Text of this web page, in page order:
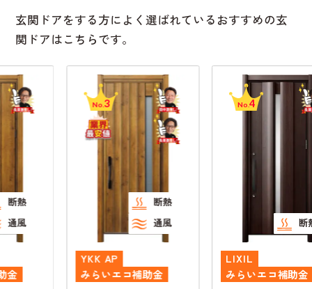
玄関ドアをする方によく選ばれているおすすめの玄
関ドアはこちらです。
通風
みらいエコ補助金
みらいエコ補助金